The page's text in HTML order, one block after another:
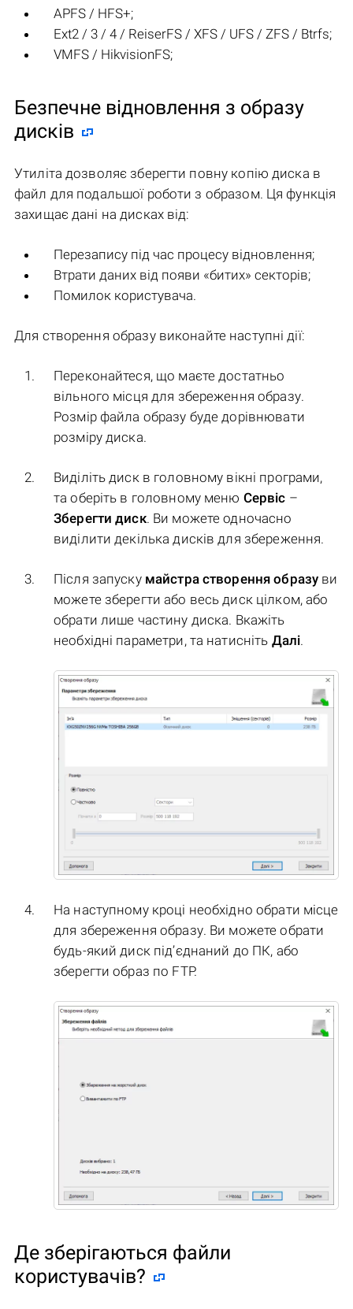
APFS / HFS+;
Ext2 / 3 / 4 / ReiserFS / XFS / UFS / ZFS / Btrfs;
VMFS / HikvisionFS;
Безпечне відновлення з образу
дисків
Утиліта дозволяє зберегти повну копію диска в
файл для подальшої роботи з образом. Ця функція
захищає дані на дисках від:
Перезапису під час процесу відновлення;
Втрати даних від появи «битих» секторів;
Помилок користувача.
Для створення образу виконайте наступні дії:
Переконайтеся, що маєте достатньо
вільного місця для збереження образу.
Розмір файла образу буде дорівнювати
розміру диска.
Виділіть диск в головному вікні програми,
та оберіть в головному меню Сервіс –
Зберегти диск. Ви можете одночасно
виділити декілька дисків для збереження.
Після запуску майстра створення образу ви
можете зберегти або весь диск цілком, або
обрати лише частину диска. Вкажіть
необхідні параметри, та натисніть Далі.
На наступному кроці необхідно обрати місце
для збереження образу. Ви можете обрати
будь-який диск під’єднаний до ПК, або
зберегти образ по FTP.
Де зберігаються файли
користувачів?